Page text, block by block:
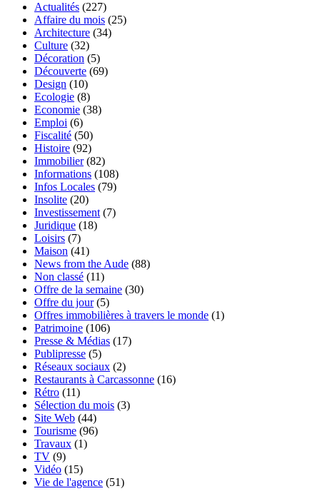
Actualités (227)
Affaire du mois (25)
Architecture (34)
Culture (32)
Décoration (5)
Découverte (69)
Design (10)
Ecologie (8)
Economie (38)
Emploi (6)
Fiscalité (50)
Histoire (92)
Immobilier(82)
Informations (108)
Infos Locales (79)
Insolite (20)
Investissement (7)
Juridique (18)
Loisirs (7)
Maison (41)
News from the Aude (88)
Non classé (11)
Offre de la semaine (30)
Offre du jour(5)
Offres immobilières à travers le monde (1)
Patrimoine (106)
Presse & Médias (17)
Publipresse (5)
Réseaux sociaux (2)
Restaurants à Carcassonne (16)
Rétro (11)
Sélection du mois (3)
Site Web (44)
Tourisme (96)
Travaux (1)
TV (9)
Vidéo (15)
Vie de l'agence (51)